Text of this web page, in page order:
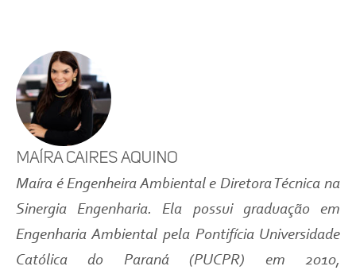
Maíra Caires Aquino
Maíra é Engenheira Ambiental e Diretora Técnica na
Sinergia Engenharia. Ela possui graduação em
Engenharia Ambiental pela Pontifícia Universidade
Católica do Paraná (PUCPR) em 2010,